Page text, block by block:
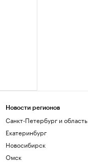
Новости регионов
Санкт-Петербург и область
Екатеринбург
Новосибирск
Омск